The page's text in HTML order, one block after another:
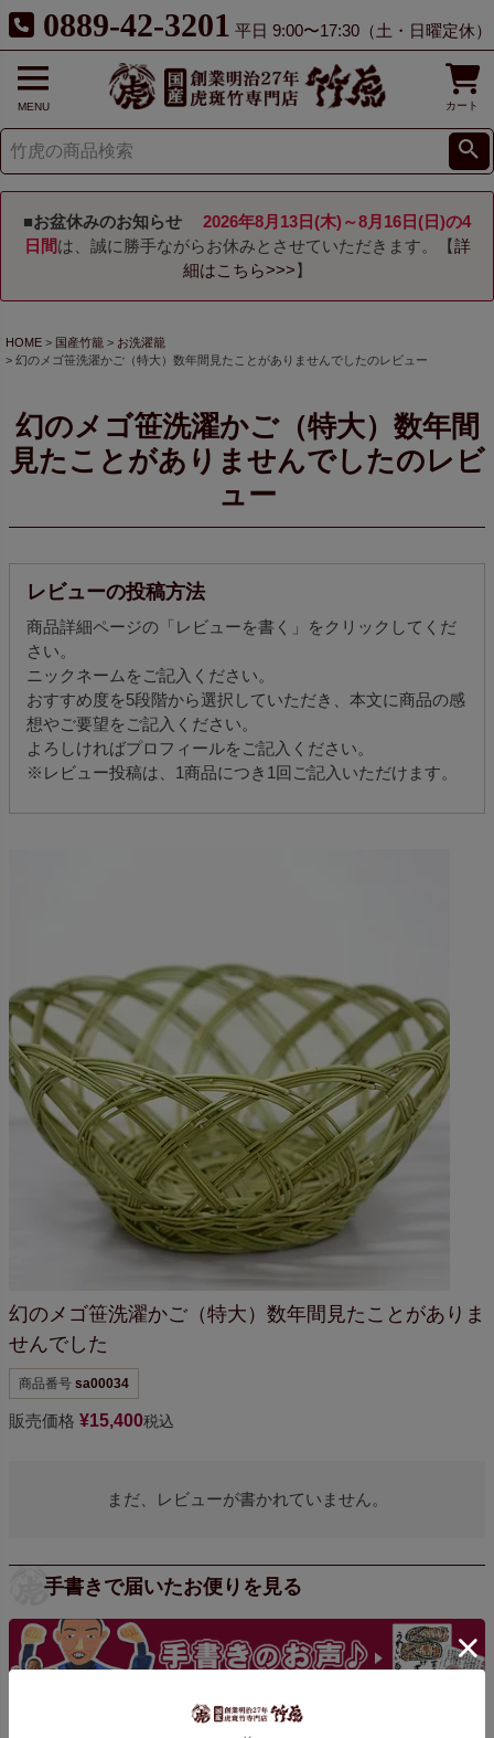
0889-42-3201 平日 9:00〜17:30（土・日曜定休）
MENU カート
■お盆休みのお知らせ
2026年8月13日(木)～8月16日(日)の4
日間は、誠に勝手ながらお休みとさせていただきます。【詳
細はこちら>>> 】
HOME 国産竹籠
お洗濯籠
幻のメゴ笹洗濯かご（特大）数年間見たことがありませんでしたのレビュー
幻のメゴ笹洗濯かご（特大）数年間
見たことがありませんでしたのレビ
ュー
レビューの投稿方法
商品詳細ページの「レビューを書く」をクリックしてくだ
さい。
ニックネームをご記入ください。
おすすめ度を5段階から選択していただき、本文に商品の感
想やご要望をご記入ください。
よろしければプロフィールをご記入ください。
※レビュー投稿は、1商品につき1回ご記入いただけます。
幻のメゴ笹洗濯かご（特大） 数年間見たことがありま
せんでした
商品番号 sa00034
販売価格 ¥15,400税込
まだ、レビューが書かれていません。
手書きで届いたお便りを見る
手書きの声をもっと見る >>>